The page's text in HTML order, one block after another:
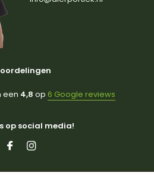
een 4,8 op 6 Google reviews
op social media!